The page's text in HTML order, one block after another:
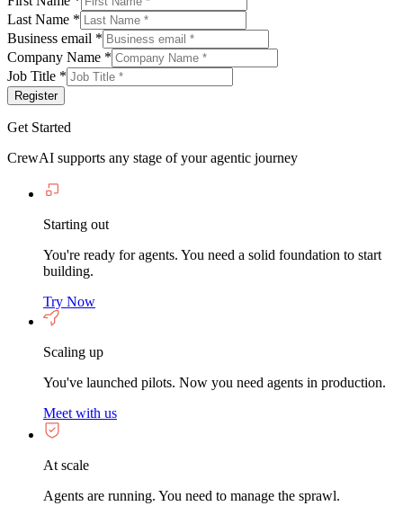
Last Name *
Business email *
Company Name *
Job Title *
Register
Get Started
CrewAI supports any stage of your agentic journey
Starting out
You're ready for agents. You need a solid foundation to start
building.
Try Now
Scaling up
You've launched pilots. Now you need agents in production.
Meet with us
At scale
Agents are running. You need to manage the sprawl.